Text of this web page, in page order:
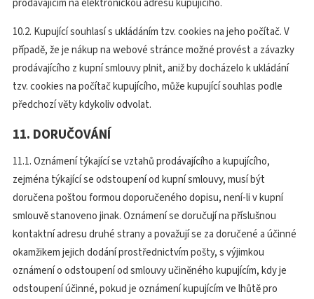
prodávajícím na elektronickou adresu kupujícího.
10.2. Kupující souhlasí s ukládáním tzv. cookies na jeho počítač. V
případě, že je nákup na webové stránce možné provést a závazky
prodávajícího z kupní smlouvy plnit, aniž by docházelo k ukládání
tzv. cookies na počítač kupujícího, může kupující souhlas podle
předchozí věty kdykoliv odvolat.
11. DORUČOVÁNÍ
11.1. Oznámení týkající se vztahů prodávajícího a kupujícího,
zejména týkající se odstoupení od kupní smlouvy, musí být
doručena poštou formou doporučeného dopisu, není-li v kupní
smlouvě stanoveno jinak. Oznámení se doručují na příslušnou
kontaktní adresu druhé strany a považují se za doručené a účinné
okamžikem jejich dodání prostřednictvím pošty, s výjimkou
oznámení o odstoupení od smlouvy učiněného kupujícím, kdy je
odstoupení účinné, pokud je oznámení kupujícím ve lhůtě pro